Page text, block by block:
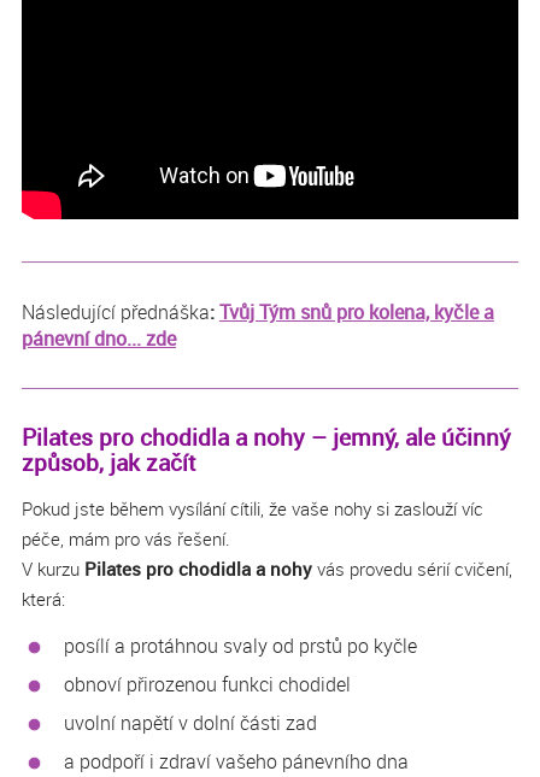
Následující přednáška:Tvůj Tým snů pro kolena, kyčle a
pánevní dno... zde
Pilates pro chodidla a nohy – jemný, ale účinný
způsob, jak začít
Pokud jste během vysílání cítili, že vaše nohy si zaslouží víc
péče, mám pro vás řešení.
V kurzu Pilates pro chodidla a nohyvás provedu sérií cvičení,
která:
posílí a protáhnou svaly od prstů po kyčle
obnoví přirozenou funkci chodidel
uvolní napětí v dolní části zad
a podpoří i zdraví vašeho pánevního dna